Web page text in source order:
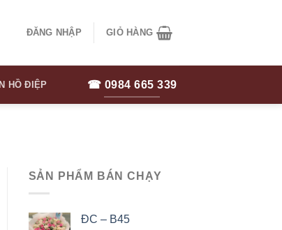
ĐĂNG NHẬP GIỎ HÀNG
HỒ ĐIỆP ☎ 0984 665 339
SẢN PHẨM BÁN CHẠY
ĐC – B45